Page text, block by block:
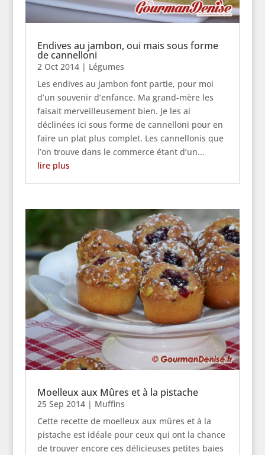
Endives au jambon, oui mais sous forme
de cannelloni
2 Oct 2014| Légumes
Les endives au jambon font partie, pour moi
d’un souvenir d’enfance. Ma grand-mère les
faisait merveilleusement bien. Je les ai
déclinées ici sous forme de cannelloni pour en
faire un plat plus complet. Les cannellonis que
l’on trouve dans le commerce étant d’un...
lire plus
Moelleux aux Mûres et à la pistache
25 Sep 2014| Muffins
Cette recette de moelleux aux mûres et à la
pistache est idéale pour ceux qui ont la chance
de trouver encore ces délicieuses petites baies